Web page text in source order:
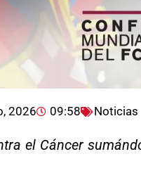
2026 09:58 Noticias
el Cáncer